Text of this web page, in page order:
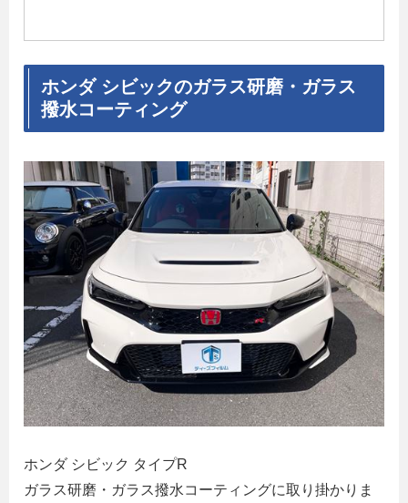
ホンダ シビックのガラス研磨・ガラス
撥水コーティング
ホンダ シビック タイプR
ガラス研磨・ガラス撥水コーティングに取り掛かりま